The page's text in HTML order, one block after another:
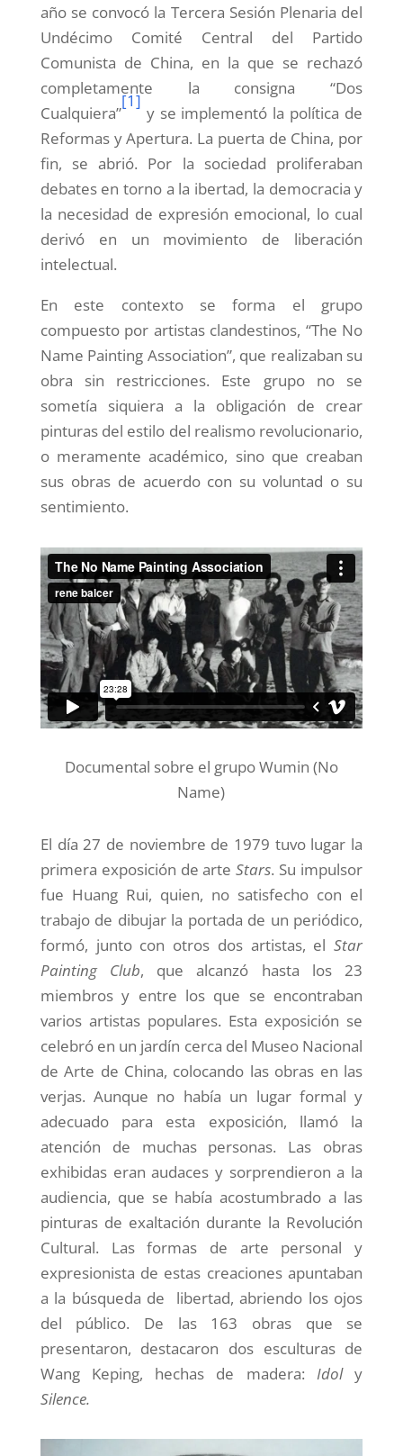
año se convocó la Tercera Sesión Plenaria del
Undécimo Comité Central del Partido
Comunista de China, en la que se rechazó
completamente la consigna “Dos
Cualquiera”
[1]
y se implementó la política de
Reformas y Apertura. La puerta de China, por
fin, se abrió. Por la sociedad proliferaban
debates en torno a la ibertad, la democracia y
la necesidad de expresión emocional, lo cual
derivó en un movimiento de liberación
intelectual.
En este contexto se forma el grupo
compuesto por artistas clandestinos, “The No
Name Painting Association”, que realizaban su
obra sin restricciones. Este grupo no se
sometía siquiera a la obligación de crear
pinturas del estilo del realismo revolucionario,
o meramente académico, sino que creaban
sus obras de acuerdo con su voluntad o su
sentimiento.
Documental sobre el grupo Wumin (No
Name)
El día 27 de noviembre de 1979 tuvo lugar la
primera exposición de arteStars. Su impulsor
fue Huang Rui, quien, no satisfecho con el
trabajo de dibujar la portada de un periódico,
formó, junto con otros dos artistas, elStar
Painting Club, que alcanzó hasta los 23
miembros y entre los que se encontraban
varios artistas populares. Esta exposición se
celebró en un jardín cerca del Museo Nacional
de Arte de China, colocando las obras en las
verjas. Aunque no había un lugar formal y
adecuado para esta exposición, llamó la
atención de muchas personas. Las obras
exhibidas eran audaces y sorprendieron a la
audiencia, que se había acostumbrado a las
pinturas de exaltación durante la Revolución
Cultural. Las formas de arte personal y
expresionista de estas creaciones apuntaban
a la búsqueda de libertad, abriendo los ojos
del público. De las 163 obras que se
presentaron, destacaron dos esculturas de
Wang Keping, hechas de madera: Idoly
Silence.